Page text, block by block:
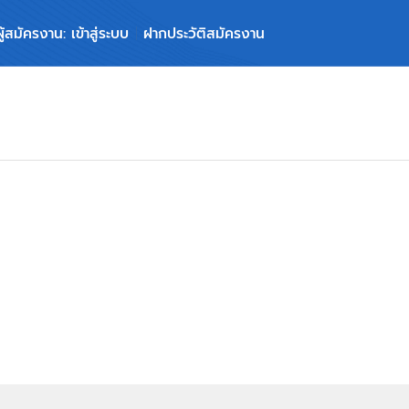
สมัครงาน: เข้าสู่ระบบ ฝากประวัติสมัครงาน